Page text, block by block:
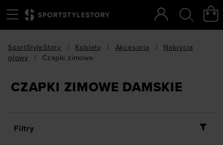
SportStyleStory / Kobiety / Akcesoria /
Nakrycia
głowy
/ Czapki zimowe
CZAPKI ZIMOWE DAMSKIE
Filtry